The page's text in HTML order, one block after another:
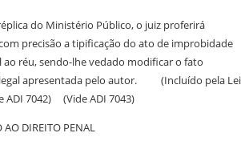
do Ministério Público, o juiz proferirá
precisão a tipificação do ato de improbidade
réu, sendo-lhe vedado modificar o fato
legal apresentada pelo autor. (Incluído pela Lei
ADI 7042) (Vide ADI 7043)
DIREITO PENAL